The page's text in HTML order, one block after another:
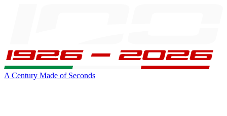
A Century Made of Seconds